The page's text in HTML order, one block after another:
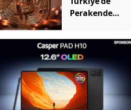
Perakende
Programı'nı
sonlandırdı